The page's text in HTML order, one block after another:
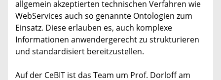
allgemein akzeptierten technischen Verfahren wie
WebServices auch so genannte Ontologien zum
Einsatz. Diese erlauben es, auch komplexe
Informationen anwendergerecht zu strukturieren
und standardisiert bereitzustellen.
Auf der CeBIT ist das Team um Prof. Dorloff am